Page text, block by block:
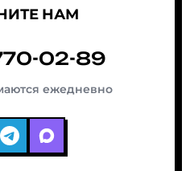
НАМ
02-89
ежедневно